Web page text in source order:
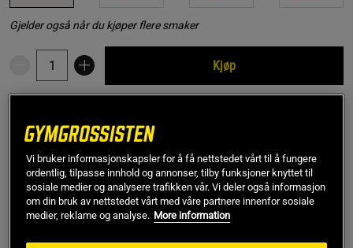
Gjelder også når du kjøper flere smaker
Kjøp
SKU #901958| EAN7340028800590
100% økologiske steinmalte valnøtter er den eneste
ingrediensen i dette nøttesmøret fra Vitaprana.
Vi bruker informasjonskapsler for å få nettstedet vårt til å fungere
ordentlig, tilpasse innhold og annonser, tilby funksjoner knyttet til
sosiale medier og analysere trafikken vår. Vi deler også informasjon
om din bruk av nettstedet vårt med våre partnere innenfor sosiale
medier, reklame og analyse. More information